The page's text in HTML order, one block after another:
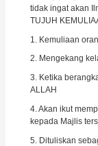
tidak ingat akan
TUJUH
1. Kemuliaan
2. Mengekang
3. Ketika
ALLAH
4. Akan ikut
kepada Majlis
5. Dituliskan